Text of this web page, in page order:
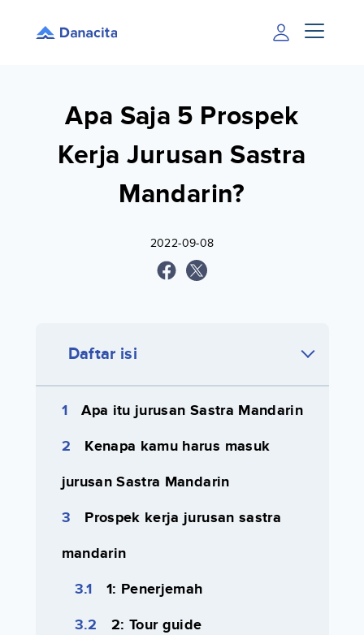
Apa Saja 5 Prospek
Kerja Jurusan Sastra
Mandarin?
2022-09-08
Daftar isi
Apa itu jurusan Sastra Mandarin
Kenapa kamu harus masuk
jurusan Sastra Mandarin
Prospek kerja jurusan sastra
mandarin
1: Penerjemah
2: Tour guide